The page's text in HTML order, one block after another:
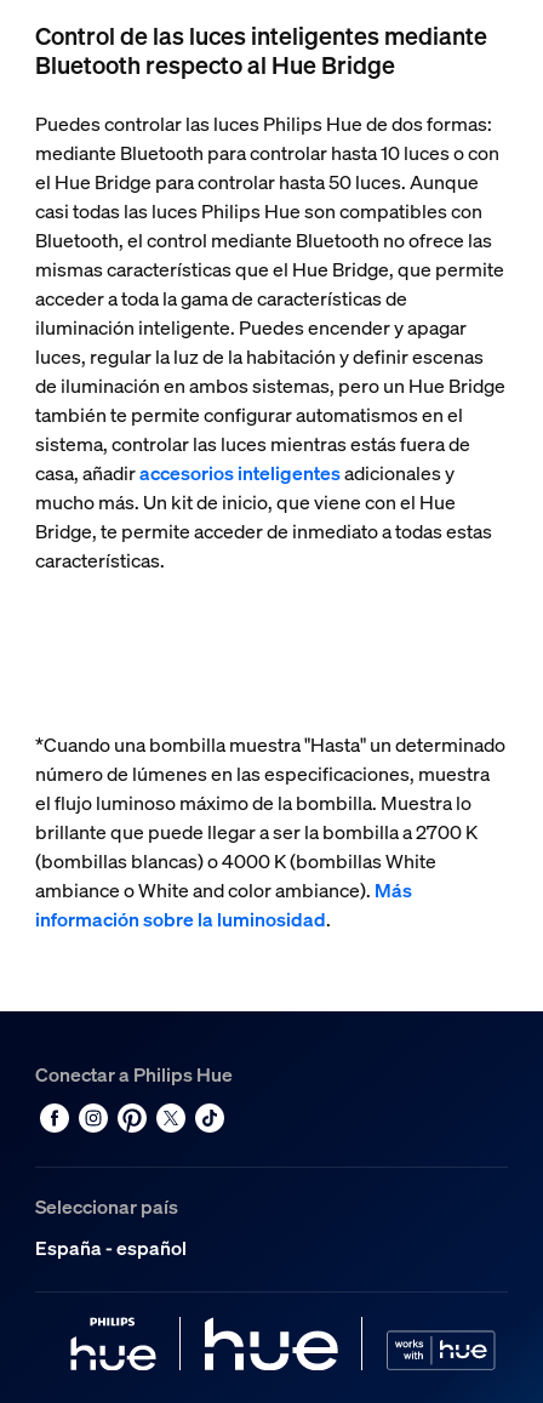
Control de las luces inteligentes mediante
Bluetooth respecto al Hue Bridge
Puedes controlar las luces Philips Hue de dos formas:
mediante Bluetooth para controlar hasta 10 luces o con
el Hue Bridge para controlar hasta 50 luces. Aunque
casi todas las luces Philips Hue son compatibles con
Bluetooth, el control mediante Bluetooth no ofrece las
mismas características que el Hue Bridge, que permite
acceder a toda la gama de características de
iluminación inteligente. Puedes encender y apagar
luces, regular la luz de la habitación y definir escenas
de iluminación en ambos sistemas, pero un Hue Bridge
también te permite configurar automatismos en el
sistema, controlar las luces mientras estás fuera de
casa, añadiraccesorios inteligentesadicionales y
mucho más. Un kit de inicio, que viene con el Hue
Bridge, te permite acceder de inmediato a todas estas
características.
*Cuando una bombilla muestra "Hasta" un determinado
número de lúmenes en las especificaciones, muestra
el flujo luminoso máximo de la bombilla. Muestra lo
brillante que puede llegar a ser la bombilla a 2700 K
(bombillas blancas) o 4000 K (bombillas White
ambiance o White and color ambiance). Más
información sobre la luminosidad.
Conectar a Philips Hue
Seleccionar país
España - español